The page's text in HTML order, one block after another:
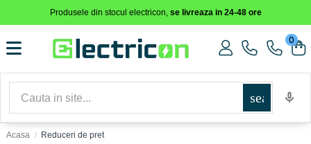
Produsele din stocul electricon, se livreaza in 24-48 ore
0
search
Acasa Reduceri de pret